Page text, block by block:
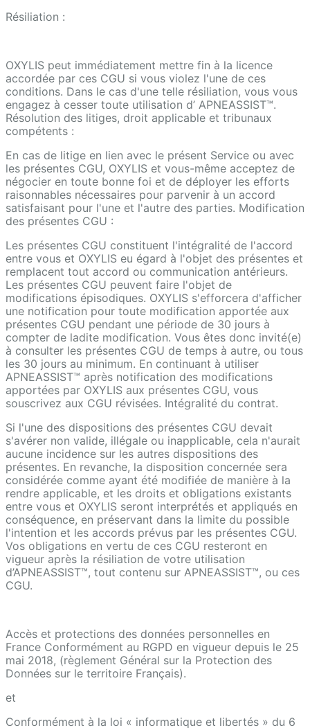
Résiliation :
OXYLIS peut immédiatement mettre fin à la licence
accordée par ces CGU si vous violez l'une de ces
conditions. Dans le cas d'une telle résiliation, vous vous
engagez à cesser toute utilisation d’ APNEASSIST™.
Résolution des litiges, droit applicable et tribunaux
compétents :
En cas de litige en lien avec le présent Service ou avec
les présentes CGU, OXYLIS et vous-même acceptez de
négocier en toute bonne foi et de déployer les efforts
raisonnables nécessaires pour parvenir à un accord
satisfaisant pour l'une et l'autre des parties. Modification
des présentes CGU :
Les présentes CGU constituent l'intégralité de l'accord
entre vous et OXYLIS eu égard à l'objet des présentes et
remplacent tout accord ou communication antérieurs.
Les présentes CGU peuvent faire l'objet de
modifications épisodiques. OXYLIS s'efforcera d'afficher
une notification pour toute modification apportée aux
présentes CGU pendant une période de 30 jours à
compter de ladite modification. Vous êtes donc invité(e)
à consulter les présentes CGU de temps à autre, ou tous
les 30 jours au minimum. En continuant à utiliser
APNEASSIST™ après notification des modifications
apportées par OXYLIS aux présentes CGU, vous
souscrivez aux CGU révisées. Intégralité du contrat.
Si l'une des dispositions des présentes CGU devait
s'avérer non valide, illégale ou inapplicable, cela n'aurait
aucune incidence sur les autres dispositions des
présentes. En revanche, la disposition concernée sera
considérée comme ayant été modifiée de manière à la
rendre applicable, et les droits et obligations existants
entre vous et OXYLIS seront interprétés et appliqués en
conséquence, en préservant dans la limite du possible
l'intention et les accords prévus par les présentes CGU.
Vos obligations en vertu de ces CGU resteront en
vigueur après la résiliation de votre utilisation
d’APNEASSIST™, tout contenu sur APNEASSIST™, ou ces
CGU.
Accès et protections des données personnelles en
France Conformément au RGPD en vigueur depuis le 25
mai 2018, (règlement Général sur la Protection des
Données sur le territoire Français).
et
Conformément à la loi « informatique et libertés » du 6